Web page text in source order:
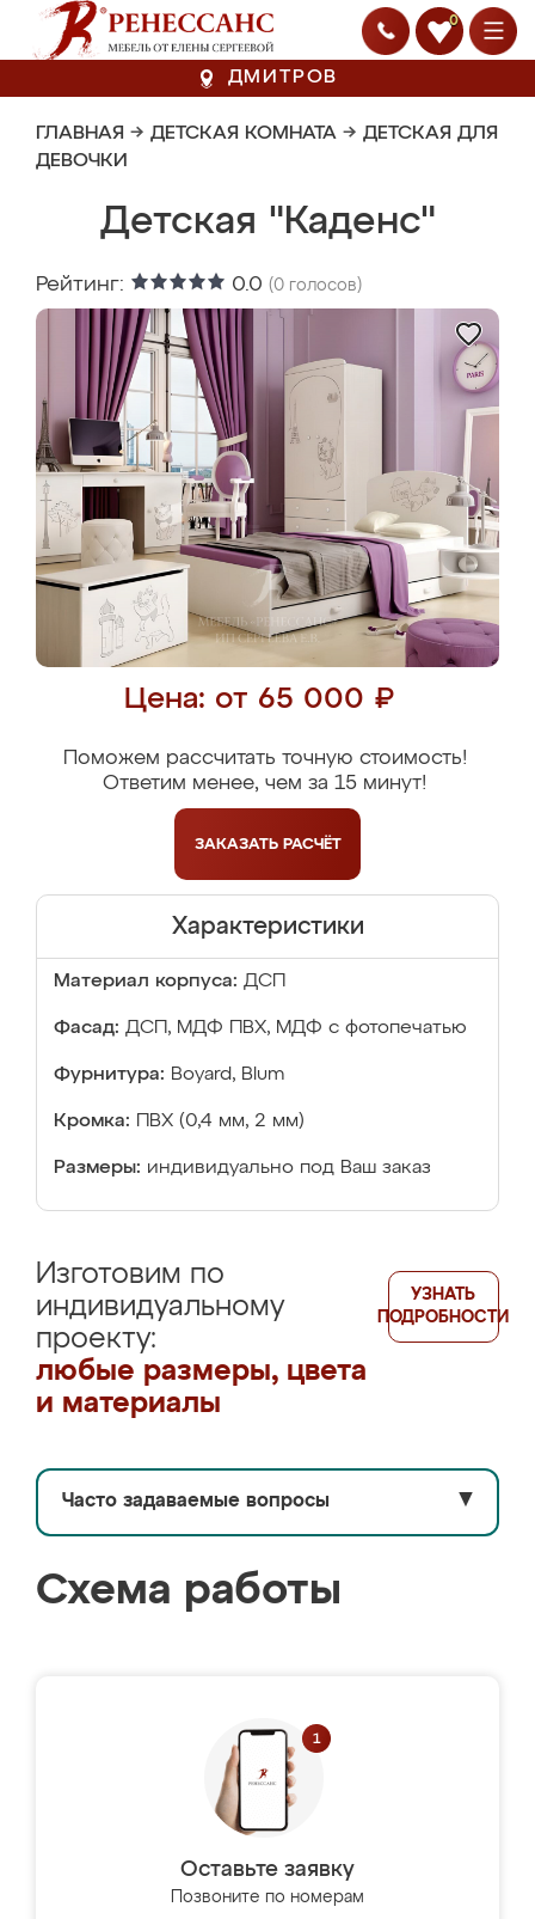
0
ДМИТРОВ
ГЛАВНАЯ → ДЕТСКАЯ КОМНАТА → ДЕТСКАЯ ДЛЯ
ДЕВОЧКИ
Детская "Каденс"
Рейтинг: 0.0 (0 голосов)
Цена: от 65 000 ₽
Поможем рассчитать точную стоимость!
Ответим менее, чем за 15 минут!
ЗАКАЗАТЬ РАСЧЁТ
Характеристики
Материал корпуса: ДСП
Фасад: ДСП, МДФ ПВХ, МДФ с фотопечатью
Фурнитура: Boyard, Blum
Кромка: ПВХ (0,4 мм, 2 мм)
Размеры: индивидуально под Ваш заказ
Изготовим по
индивидуальному
проекту:
любые размеры, цвета
и материалы
УЗНАТЬ
ПОДРОБНОСТИ
Часто задаваемые вопросы ▼
Схема работы
Оставьте заявку
Позвоните по номерам